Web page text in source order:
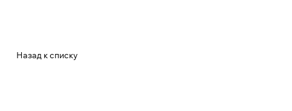
Назад к списку